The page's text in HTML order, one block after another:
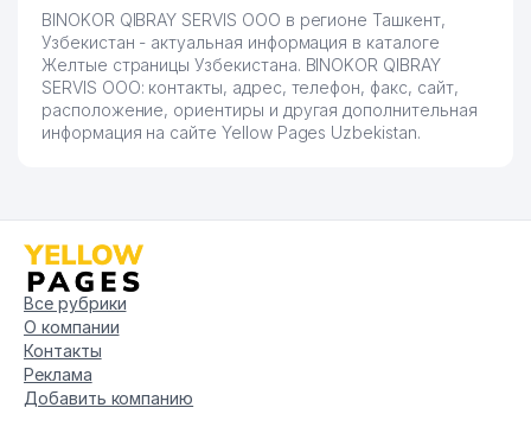
BINOKOR QIBRAY SERVIS ООО в регионе Ташкент,
Узбекистан - актуальная информация в каталоге
Желтые страницы Узбекистана. BINOKOR QIBRAY
SERVIS ООО: контакты, адрес, телефон, факс, сайт,
расположение, ориентиры и другая дополнительная
информация на сайте Yellow Pages Uzbekistan.
Все рубрики
О компании
Контакты
Реклама
Добавить компанию